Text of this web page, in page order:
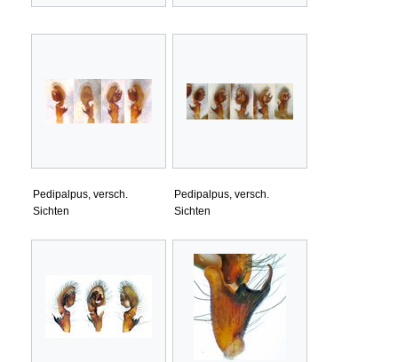
Pedipalpus, versch.
Sichten
Pedipalpus, versch.
Sichten